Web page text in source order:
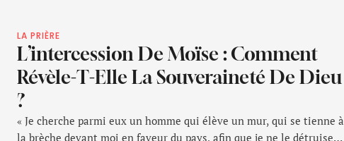
LA PRIÈRE
L’intercession De Moïse : Comment
Révèle-T-Elle La Souveraineté De Dieu
?
« Je cherche parmi eux un homme qui élève un mur, qui se tienne à
la brèche devant moi en faveur du pays, afin que je ne le détruise